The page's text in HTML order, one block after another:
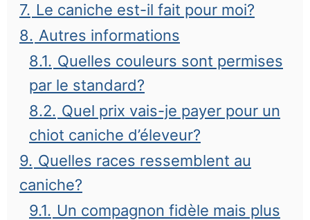
7. Le caniche est-il fait pour moi?
8. Autres informations
8.1. Quelles couleurs sont permises
par le standard?
8.2. Quel prix vais-je payer pour un
chiot caniche d’éleveur?
9. Quelles races ressemblent au
caniche?
9.1. Un compagnon fidèle mais plus